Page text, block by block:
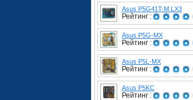
Asus P5G41T-M LX3
Рейтинг :
Asus P5G-MX
Рейтинг :
Asus P5L-MX
Рейтинг :
Asus P5KC
Рейтинг :